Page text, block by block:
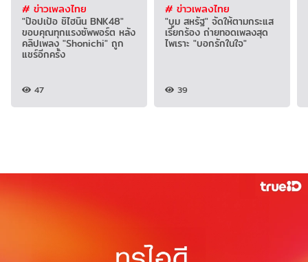
# ข่าวเพลงไทย
"ป๊อปเป้อ ชิไฮนิน BNK48"
ขอบคุณทุกแรงซัพพอร์ต หลัง
คลิปเพลง "Shonichi" ถูก
แชร์อีกครั้ง
47
# ข่าวเพลงไทย
"บูม สหรัฐ" จัดให้ตามกระแส
เรียกร้อง ถ่ายทอดเพลงสุด
ไพเราะ "บอกรักในใจ"
39